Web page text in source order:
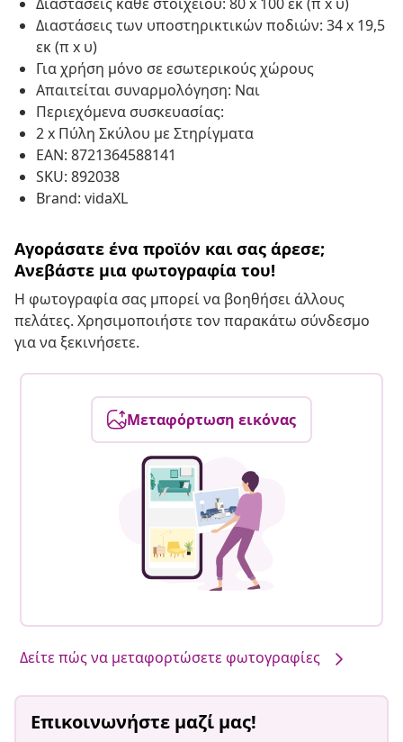
Διαστάσεις των υποστηρικτικών ποδιών: 34 x 19,5
εκ (π x υ)
Για χρήση μόνο σε εσωτερικούς χώρους
Απαιτείται συναρμολόγηση: Ναι
Περιεχόμενα συσκευασίας:
2 x Πύλη Σκύλου με Στηρίγματα
EAN: 8721364588141
SKU: 892038
Brand: vidaXL
Αγοράσατε ένα προϊόν και σας άρεσε;
Ανεβάστε μια φωτογραφία του!
Η φωτογραφία σας μπορεί να βοηθήσει άλλους
πελάτες. Χρησιμοποιήστε τον παρακάτω σύνδεσμο
για να ξεκινήσετε.
Μεταφόρτωση εικόνας
Δείτε πώς να μεταφορτώσετε φωτογραφίες
Επικοινωνήστε μαζί μας!